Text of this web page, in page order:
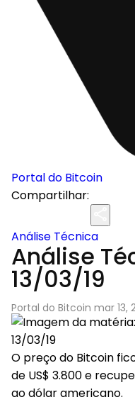
Portal do Bitcoin
Compartilhar:
Análise Técnica
Análise
13/03/19
Portal do Bitcoin mar 13,
O preço do Bitcoin
de US$ 3.800 e
ao dólar americano.